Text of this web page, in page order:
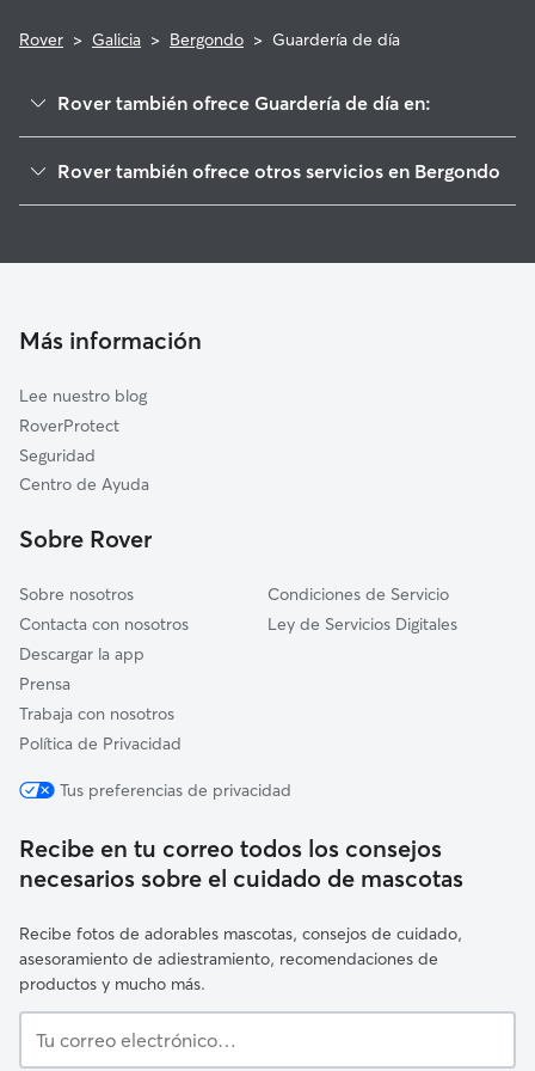
Rover > Galicia > Bergondo > Guardería de día
Rover también ofrece Guardería de día en:
Cambre
Coirós
Culleredo
Vilarmaior
Pontedeume
Abegondo
Rover también ofrece otros servicios en Bergondo
Cuidadores a domicilio en Bergondo
Más información
Lee nuestro blog
RoverProtect
Seguridad
Centro de Ayuda
Sobre Rover
Sobre nosotros
Contacta con nosotros
Descargar la app
Prensa
Trabaja con nosotros
Política de Privacidad
Condiciones de Servicio
Ley de Servicios Digitales
Tus preferencias de privacidad
Recibe en tu correo todos los consejos
necesarios sobre el cuidado de mascotas
Recibe fotos de adorables mascotas, consejos de cuidado,
asesoramiento de adiestramiento, recomendaciones de
productos y mucho más.
correo